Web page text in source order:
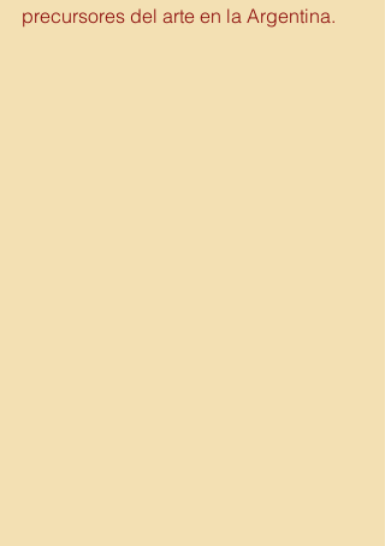
precursores del arte en la Argentina.